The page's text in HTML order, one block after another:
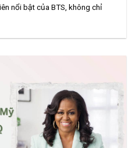
nổi bật của BTS, không chỉ